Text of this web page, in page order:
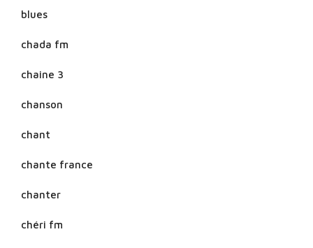
blues
chada fm
chaine 3
chanson
chant
chante france
chanter
chéri fm